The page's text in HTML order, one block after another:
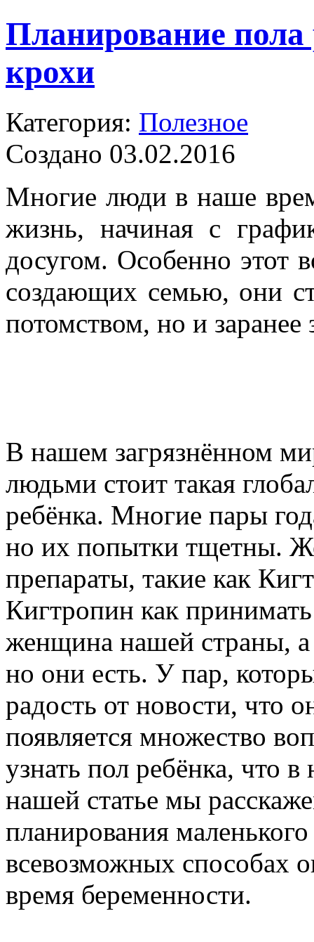
Планирование пола
крохи
Категория: Полезное
Создано 03.02.2016
Многие люди в наше
жизнь, начиная с
досугом. Особенно этот
создающих семью, они
потомством, но и заранее
В нашем загрязнённом
людьми стоит такая
ребёнка. Многие пары
но их попытки тщетны.
препараты, такие как
Кигтропин как
женщина нашей страны, а
но они есть. У пар,
радость от новости, что
появляется множество
узнать пол ребёнка, что
нашей статье мы
планирования
всевозможных способах
время беременности.